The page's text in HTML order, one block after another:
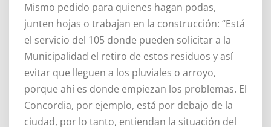
Mismo pedido para quienes hagan podas,
junten hojas o trabajan en la construcción: “Está
el servicio del 105 donde pueden solicitar a la
Municipalidad el retiro de estos residuos y así
evitar que lleguen a los pluviales o arroyo,
porque ahí es donde empiezan los problemas. El
Concordia, por ejemplo, está por debajo de la
ciudad, por lo tanto, entiendan la situación del